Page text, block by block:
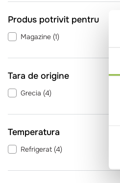
Produs potrivit pentru
Magazine (1)
Tara de origine
Grecia (4)
Temperatura
Refrigerat (4)